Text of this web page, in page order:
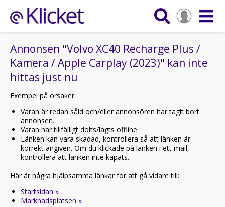
Annonsen "Volvo XC40 Recharge Plus /
Kamera / Apple Carplay (2023)" kan inte
hittas just nu
Exempel på orsaker:
Varan är redan såld och/eller annonsören har tagit bort
annonsen.
Varan har tillfälligt dolts/lagts offline.
Länken kan vara skadad, kontrollera så att länken är
korrekt angiven. Om du klickade på länken i ett mail,
kontrollera att länken inte kapats.
Här är några hjälpsamma länkar för att gå vidare till:
Startsidan »
Marknadsplatsen »